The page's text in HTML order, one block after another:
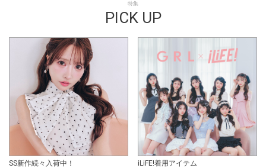
特集
PICK UP
SS新作続々入荷中！ iLiFE!着用アイテム